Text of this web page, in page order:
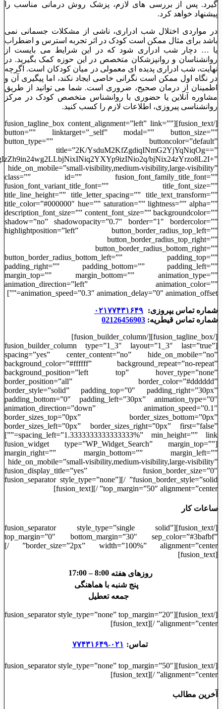
‌گیرد. پس از بررسی ‌های لازم، پزشک روش درمانی مناسب را
پیشنهاد خواهد کرد.
در مواردی اختلال شب ادراری، ناشی از مشکلات جسمانی نمی
باشد برای مثال ممکن است کودک در اثر تجربه استرس و اضطراب
یا … دچار شب ادراری شود که در این شرایط می بایست از
روانشناسان و روانپزشکان متخصص در این حوزه کمک بگیرید. در
نهایت، شب ادراری پدیده ‌ای معمولی در میان کودکان است. اگرچه
در نگاه اول ممکن است نگرانی خاصی ایجاد نکند، اما پیگیری آن و
اطمینان از درمان صحیح، ضروری است. شما می ‌توانید از طریق
مشاوره آنلاین یا حضوری با روانشناس متخصص کودک در مرکز
روانشناسی پیروزی، اطلاعات لازم را کسب کنید.
[/fusion_text][fusion_tagline_box content_alignment=”left” link=””
button=”” linktarget=”_self” modal=”” button_size=””
button_type=”” buttoncolor=”default”
title=”2K/YsduM2KfZgdiqINmG2YjYqNiqOg==”
bjNix24zYrzo8L2I+”
hide_on_mobile=”small-visibility,medium-visibility,large-visibility”
class=”” id=”” fusion_font_family_title_font=””
fusion_font_variant_title_font=”” title_font_size=””
title_line_height=”” title_letter_spacing=”” title_text_transform=””
title_color=”#000000″ hue=”” saturation=”” lightness=”” alpha=””
description_font_size=”” content_font_size=”” backgroundcolor=””
shadow=”no” shadowopacity=”0.7″ border=”1″ bordercolor=””
highlightposition=”left” button_border_radius_top_left=””
button_border_radius_top_right=””
button_border_radius_bottom_right=””
button_border_radius_bottom_left=”” padding_top=””
padding_right=”” padding_bottom=”” padding_left=””
margin_top=”” margin_bottom=”” animation_type=””
animation_direction=”left” animation_color=””
animation_speed=”0.3″ animation_delay=”0″ animation_offset=””]
شماره تماس یپروزی: ۰۲۱۷۷۴۳۱۶۴۹
شماره تماس قیطریه: 02126456903
[/fusion_tagline_box][/fusion_builder_column]
[fusion_builder_column type=”1_3″ layout=”1_3″ last=”true”
spacing=”yes” center_content=”no” hide_on_mobile=”no”
background_color=”#ffffff” background_repeat=”no-repeat”
background_position=”left top” hover_type=”none”
border_position=”all” border_color=”#dddddd”
border_style=”solid” padding_top=”0″ padding_right=”30px”
padding_bottom=”0″ padding_left=”30px” animation_type=”0″
animation_direction=”down” animation_speed=”0.1″
border_sizes_top=”0px” border_sizes_bottom=”0px”
border_sizes_left=”0px” border_sizes_right=”0px” first=”false”
spacing_left=”1.3333333333333333%” min_height=”” link=””]
[fusion_widget type=”WP_Widget_Search” margin_top=””
margin_right=”” margin_bottom=”” margin_left=””
hide_on_mobile=”small-visibility,medium-visibility,large-visibility”
fusion_display_title=”yes” fusion_border_size=”0″
fusion_border_style=”solid” /][fusion_separator style_type=”none”
top_margin=”50″ alignment=”center” /][fusion_text]
ساعات کار
[/fusion_text][fusion_separator style_type=”single solid”
top_margin=”0″ bottom_margin=”30″ sep_color=”#3bafbf”
border_size=”2px” width=”100%” alignment=”center” /]
[fusion_text]
روزهای هفته 8:00 – 17:00
پنج شنبه با هماهنگی
جمعه تعطیل
[/fusion_text][fusion_separator style_type=”none” top_margin=”20″
alignment=”center” /][fusion_text]
تماس: ۰۲۱-۷۷۴۳۱۶۴۹
[/fusion_text][fusion_separator style_type=”none” top_margin=”50″
alignment=”center” /][fusion_text]
آخرین مطالب